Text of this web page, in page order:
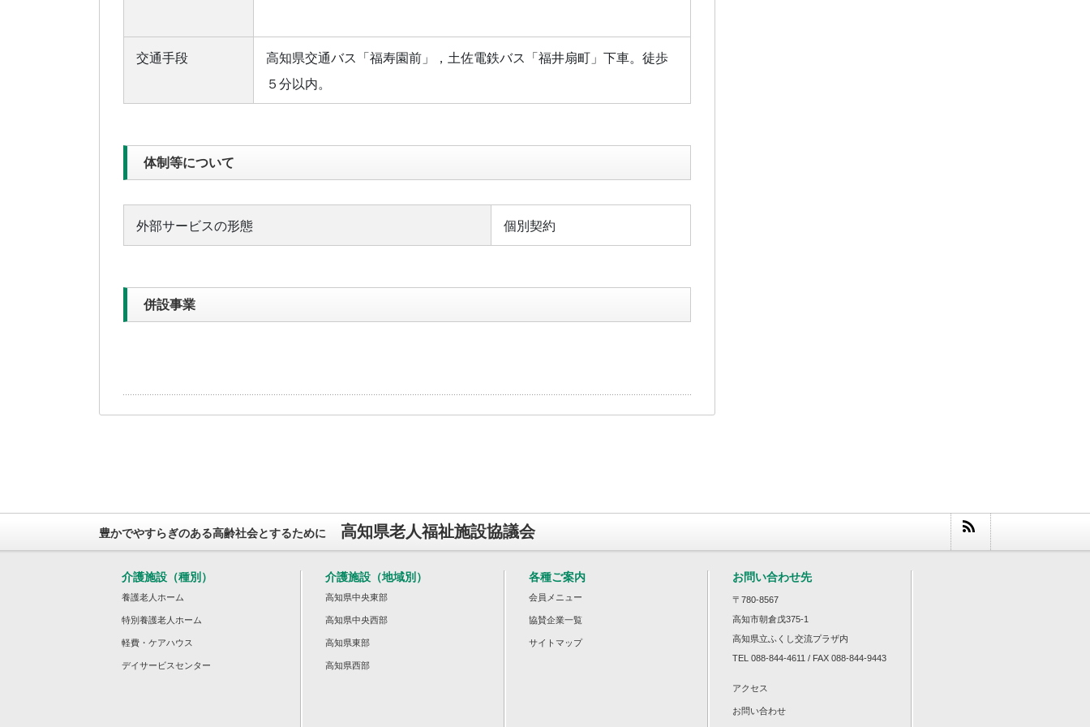
交通手段
高知県交通バス「福寿園前」，土佐電鉄バス「福井扇町」下車。徒歩
５分以内。
体制等について
外部サービスの形態 個別契約
併設事業
豊かでやすらぎのある高齢社会とするために 高知県老人福祉施設協議会
介護施設（種別）
養護老人ホーム
特別養護老人ホーム
軽費・ケアハウス
デイサービスセンター
介護施設（地域別）
高知県中央東部
高知県中央西部
高知県東部
高知県西部
各種ご案内
会員メニュー
協賛企業一覧
サイトマップ
お問い合わせ先
〒780-8567
高知市朝倉戊375-1
高知県立ふくし交流プラザ内
TEL 088-844-4611 / FAX 088-844-9443
アクセス
お問い合わせ